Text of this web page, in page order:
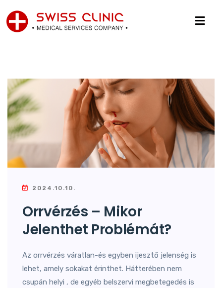
2024.10.10.
Orrvérzés – Mikor
Jelenthet Problémát?
Az orrvérzés váratlan-és egyben ijesztő jelenség is
lehet, amely sokakat érinthet. Hátterében nem
csupán helyi , de egyéb belszervi megbetegedés is